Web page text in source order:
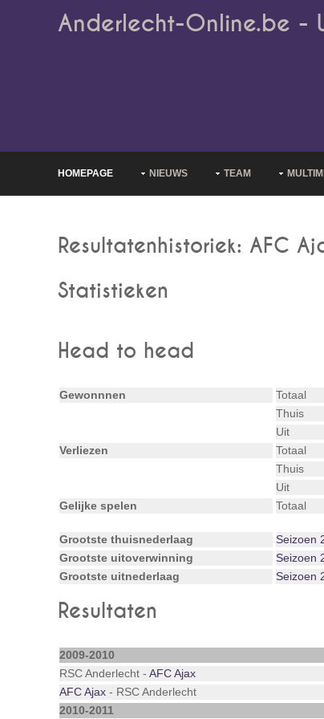
Anderlecht-Online.be -
HOMEPAGE NIEUWS TEAM
Resultatenhistoriek: AFC
Statistieken
Head to head
Gewonnnen Totaal
Thuis
Uit
Verliezen
Totaal
Thuis
Uit
Gelijke spelen
Totaal
Grootste thuisnederlaag Seizoen
Grootste uitoverwinning
Seizoen
Grootste uitnederlaag
Seizoen
Resultaten
2009-2010
RSC Anderlecht - AFC Ajax
AFC Ajax - RSC Anderlecht
2010-2011